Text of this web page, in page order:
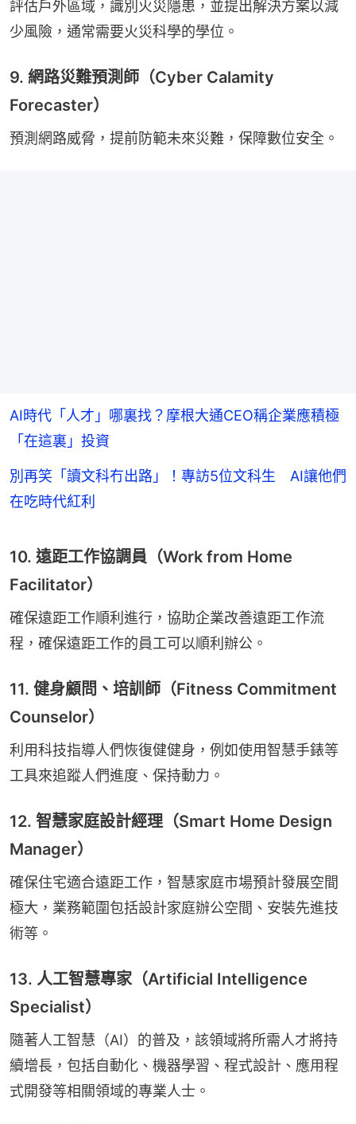
評估戶外區域，識別火災隱患，並提出解決方案以減
少風險，通常需要火災科學的學位。
9. 網路災難預測師（Cyber Calamity
Forecaster）
預測網路威脅，提前防範未來災難，保障數位安全。
AI時代「人才」哪裏找？摩根大通CEO稱企業應積極
「在這裏」投資
別再笑「讀文科冇出路」！專訪5位文科生 AI讓他們
在吃時代紅利
10. 遠距工作協調員（Work from Home
Facilitator）
確保遠距工作順利進行，協助企業改善遠距工作流
程，確保遠距工作的員工可以順利辦公。
11. 健身顧問、培訓師（Fitness Commitment
Counselor）
利用科技指導人們恢復健健身，例如使用智慧手錶等
工具來追蹤人們進度、保持動力。
12. 智慧家庭設計經理（Smart Home Design
Manager）
確保住宅適合遠距工作，智慧家庭市場預計發展空間
極大，業務範圍包括設計家庭辦公空間、安裝先進技
術等。
13. 人工智慧專家（Artificial Intelligence
Specialist）
隨著人工智慧（AI）的普及，該領域將所需人才將持
續增長，包括自動化、機器學習、程式設計、應用程
式開發等相關領域的專業人士。